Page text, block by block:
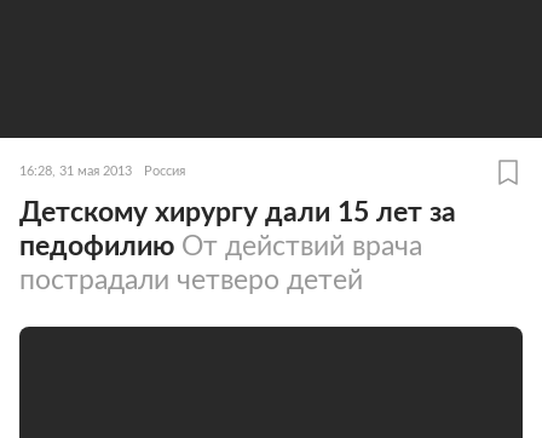
16:28, 31 мая 2013 Россия
Детскому хирургу дали 15 лет за
педофилию От действий врача
пострадали четверо детей